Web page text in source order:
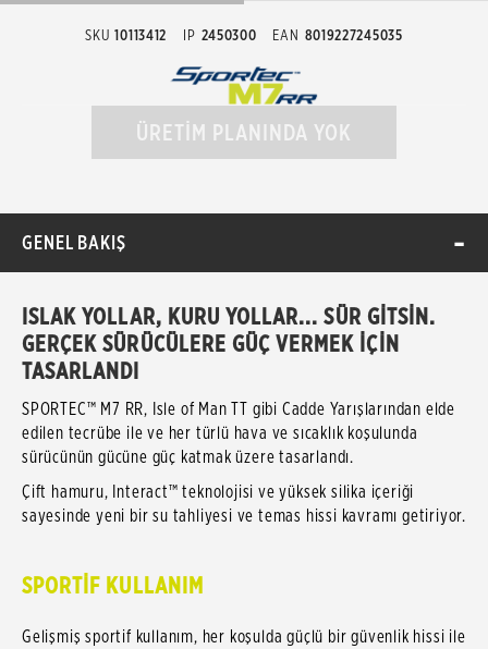
SKU 10113412 IP 2450300 EAN 8019227245035
ÜRETİM PLANINDA YOK
GENEL BAKIŞ
ISLAK YOLLAR, KURU YOLLAR... SÜR GİTSİN.
GERÇEK SÜRÜCÜLERE GÜÇ VERMEK İÇİN
TASARLANDI
SPORTEC™ M7 RR, Isle of Man TT gibi Cadde Yarışlarından elde
edilen tecrübe ile ve her türlü hava ve sıcaklık koşulunda
sürücünün gücüne güç katmak üzere tasarlandı.
Çift hamuru, Interact™ teknolojisi ve yüksek silika içeriği
sayesinde yeni bir su tahliyesi ve temas hissi kavramı getiriyor.
SPORTİF KULLANIM
Gelişmiş sportif kullanım, her koşulda güçlü bir güvenlik hissi ile